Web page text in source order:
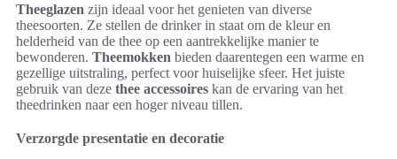
Theeglazen zijn ideaal voor het genieten van diverse
theesoorten. Ze stellen de drinker in staat om de kleur en
helderheid van de thee op een aantrekkelijke manier te
bewonderen. Theemokken bieden daarentegen een warme en
gezellige uitstraling, perfect voor huiselijke sfeer. Het juiste
gebruik van deze thee accessoires kan de ervaring van het
theedrinken naar een hoger niveau tillen.
Verzorgde presentatie en decoratie